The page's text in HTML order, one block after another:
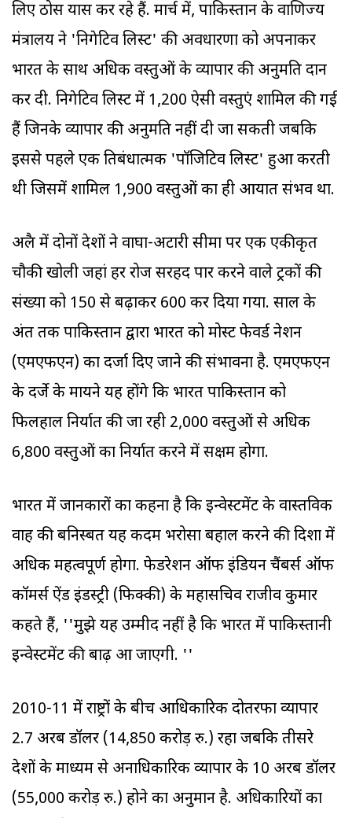
लिए ठोस प्रयास कर रहे हैं. मार्च में, पाकिस्तान के वाणिज्य
मंत्रालय ने 'निगेटिव लिस्ट' की अवधारणा को अपनाकर
भारत के साथ अधिक वस्तुओं के व्यापार की अनुमति प्रदान
कर दी. निगेटिव लिस्ट में 1,200 ऐसी वस्तुएं शामिल की गई
हैं जिनके व्यापार की अनुमति नहीं दी जा सकती जबकि
इससे पहले एक प्रतिबंधात्मक 'पॉजिटिव लिस्ट' हुआ करती
थी जिसमें शामिल 1,900 वस्तुओं का ही आयात संभव था.
अप्रैल में दोनों देशों ने वाघा-अटारी सीमा पर एक एकीकृत
चौकी खोली जहां हर रोज सरहद पार करने वाले ट्रकों की
संख्या को 150 से बढ़ाकर 600 कर दिया गया. साल के
अंत तक पाकिस्तान द्वारा भारत को मोस्ट फेवर्ड नेशन
(एमएफएन) का दर्जा दिए जाने की संभावना है. एमएफएन
के दर्जे के मायने यह होंगे कि भारत पाकिस्तान को
फिलहाल निर्यात की जा रही 2,000 वस्तुओं से अधिक
6,800 वस्तुओं का निर्यात करने में सक्षम होगा.
भारत में जानकारों का कहना है कि इन्वेस्टमेंट के वास्तविक
प्रवाह की बनिस्बत यह कदम भरोसा बहाल करने की दिशा में
अधिक महत्वपूर्ण होगा. फेडरेशन ऑफ इंडियन चैंबर्स ऑफ
कॉमर्स ऐंड इंडस्ट्री (फिक्की) के महासचिव राजीव कुमार
कहते हैं, ''मुझे यह उम्मीद नहीं है कि भारत में पाकिस्तानी
इन्वेस्टमेंट की बाढ़ आ जाएगी. ''
2010-11 में राष्ट्रों के बीच आधिकारिक दोतरफा व्यापार
2.7 अरब डॉलर (14,850 करोड़ रु.) रहा जबकि तीसरे
देशों के माध्यम से अनाधिकारिक व्यापार के 10 अरब डॉलर
(55,000 करोड़ रु.) होने का अनुमान है. अधिकारियों का